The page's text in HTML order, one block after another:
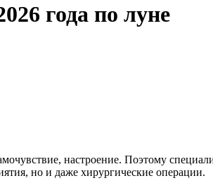
года по луне
настроение. Поэтому
но и даже хирургические операции.